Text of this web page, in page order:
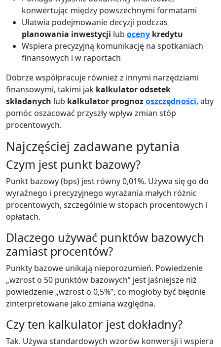
konwertując między powszechnymi formatami
Ułatwia podejmowanie decyzji podczas
planowania inwestycji lub oceny kredytu
Wspiera precyzyjną komunikację na spotkaniach
finansowych i w raportach
Dobrze współpracuje również z innymi narzędziami
finansowymi, takimi jak kalkulator odsetek
składanych lub kalkulator prognozoszczędności, aby
pomóc oszacować przyszły wpływ zmian stóp
procentowych.
Najczęściej zadawane pytania
Czym jest punkt bazowy?
Punkt bazowy (bps) jest równy 0,01%. Używa się go do
wyraźnego i precyzyjnego wyrażania małych różnic
procentowych, szczególnie w stopach procentowych i
opłatach.
Dlaczego używać punktów bazowych
zamiast procentów?
Punkty bazowe unikają nieporozumień. Powiedzenie
„wzrost o 50 punktów bazowych” jest jaśniejsze niż
powiedzenie „wzrost o 0,5%”, co mogłoby być błędnie
zinterpretowane jako zmiana względna.
Czy ten kalkulator jest dokładny?
Tak. Używa standardowych wzorów konwersji i wspiera